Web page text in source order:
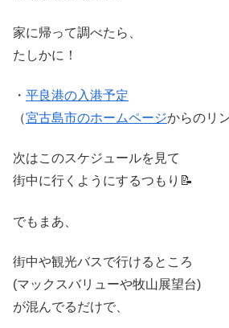
家に帰って調べたら、
たしかに！
・ 平良港の入港予定
（宮古島市のホームページからのリ
次はこのスケジュールを見て
街中に行くようにするつもり📝
でもまあ、
街中や観光バスで行けるところ
(マックスバリューや牧山展望台)
が混んでるだけで、